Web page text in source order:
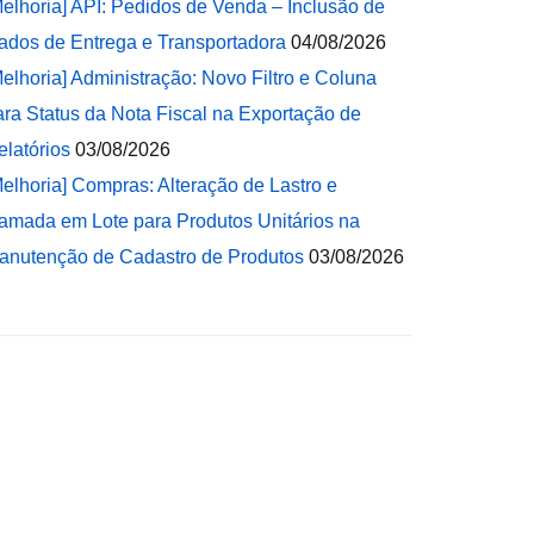
API: Pedidos de Venda – Inclusão de
de Entrega e Transportadora 04/08/2026
Administração: Novo Filtro e Coluna
Status da Nota Fiscal na Exportação de
03/08/2026
Compras: Alteração de Lastro e
em Lote para Produtos Unitários na
de Cadastro de Produtos 03/08/2026